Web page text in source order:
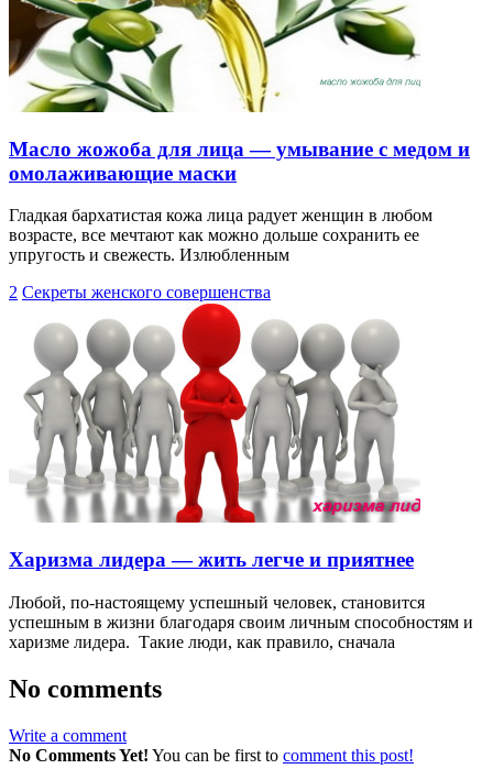
Масло жожоба для лица — умывание с медом и
омолаживающие маски
Гладкая бархатистая кожа лица радует женщин в любом
возрасте, все мечтают как можно дольше сохранить ее
упругость и свежесть. Излюбленным
2 Секреты женского совершенства
Харизма лидера — жить легче и приятнее
Любой, по-настоящему успешный человек, становится
успешным в жизни благодаря своим личным способностям и
харизме лидера. Такие люди, как правило, сначала
No comments
Write a comment
No Comments Yet! You can be first to comment this post!